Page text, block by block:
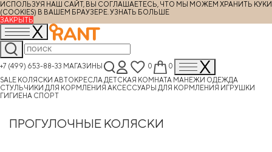
ИСПОЛЬЗУЯ НАШ САЙТ, ВЫ СОГЛАШАЕТЕСЬ, ЧТО МЫ МОЖЕМ ХРАНИТЬ КУКИ
(COOKIES) В ВАШЕМ БРАУЗЕРЕ. УЗНАТЬ БОЛЬШЕ
ЗАКРЫТЬ
+7 (499) 653-88-33 МАГАЗИНЫ 0
0
SALE КОЛЯСКИ АВТОКРЕСЛА ДЕТСКАЯ КОМНАТА МАНЕЖИ ОДЕЖДА
СТУЛЬЧИКИ ДЛЯ КОРМЛЕНИЯ АКСЕССУАРЫ ДЛЯ КОРМЛЕНИЯ ИГРУШКИ
ГИГИЕНА СПОРТ
ПРОГУЛОЧНЫЕ КОЛЯСКИ